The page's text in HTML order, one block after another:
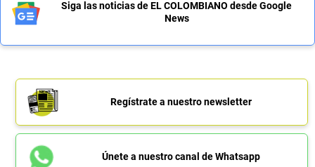
Siga las noticias de EL COLOMBIANO desde Google
News
Regístrate a nuestro newsletter
Únete a nuestro canal de Whatsapp